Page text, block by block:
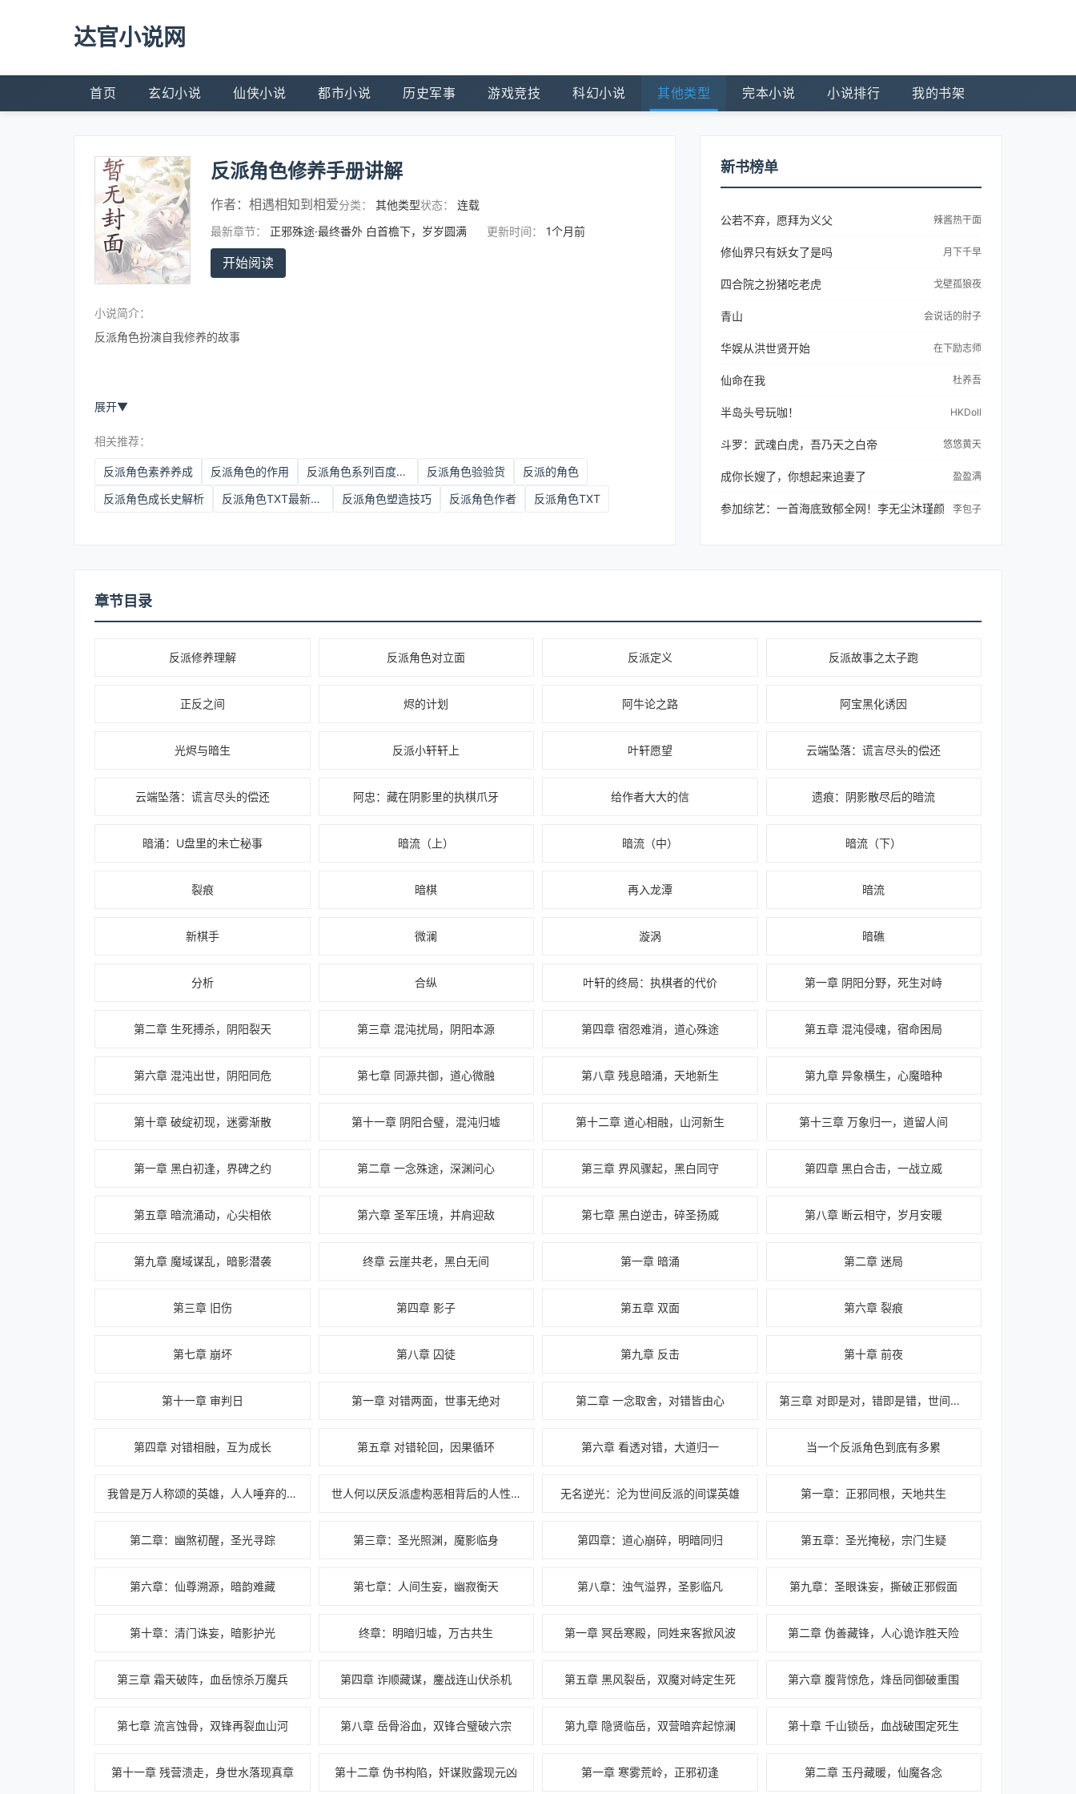
达官小说网
首页 玄幻小说 仙侠小说 都市小说 历史军事 游戏竞技 科幻小说 其他类型 完本小说 小说排行 我的书架
反派角色修养手册讲解
作者： 相遇相知到相爱分类： 其他类型状态：
连载
最新章节：
正邪殊途·最终番外 白首檐下，岁岁圆满 更新时间： 1个月前
开始阅读
小说简介：
反派角色扮演自我修养的故事
展开▼
相关推荐：
反派角色素养养成 反派角色的作用 反派角色系列百度百科 反派角色验验货
反派的角色
反派角色成长史解析
反派角色TXT最新章节更新免费阅读 反派角色塑造技巧 反派角色作者 反派角色TXT
新书榜单
公若不弃，愿拜为义父 辣酱热干面
修仙界只有妖女了是吗 月下千早
四合院之扮猪吃老虎 戈壁孤狼夜
青山 会说话的肘子
华娱从洪世贤开始 在下励志师
仙命在我 杜养吾
半岛头号玩咖！ HKDoll
斗罗：武魂白虎，吾乃天之白帝 悠悠黄天
成你长嫂了，你想起来追妻了 盈盈满
参加综艺：一首海底致郁全网！李无尘沐瑾颜 李包子
章节目录
反派修养理解 反派角色对立面 反派定义 反派故事之太子跑
正反之间 烬的计划 阿牛论之路 阿宝黑化诱因
光烬与暗生 反派小轩轩上 叶轩愿望 云端坠落：谎言尽头的偿还
云端坠落：谎言尽头的偿还 阿忠：藏在阴影里的执棋爪牙 给作者大大的信 遗痕：阴影散尽后的暗流
暗涌：U盘里的未亡秘事 暗流（上） 暗流（中） 暗流（下）
裂痕 暗棋 再入龙潭 暗流
新棋手 微澜 漩涡 暗礁
分析 合纵 叶轩的终局：执棋者的代价 第一章 阴阳分野，死生对峙
第二章 生死搏杀，阴阳裂天 第三章 混沌扰局，阴阳本源 第四章 宿怨难消，道心殊途 第五章 混沌侵魂，宿命困局
第六章 混沌出世，阴阳同危 第七章 同源共御，道心微融 第八章 残息暗涌，天地新生 第九章 异象横生，心魔暗种
第十章 破绽初现，迷雾渐散 第十一章 阴阳合璧，混沌归墟 第十二章 道心相融，山河新生 第十三章 万象归一，道留人间
第一章 黑白初逢，界碑之约 第二章 一念殊途，深渊问心 第三章 界风骤起，黑白同守 第四章 黑白合击，一战立威
第五章 暗流涌动，心尖相依 第六章 圣军压境，并肩迎敌 第七章 黑白逆击，碎圣扬威 第八章 断云相守，岁月安暖
第九章 魔域谋乱，暗影潜袭 终章 云崖共老，黑白无间 第一章 暗涌 第二章 迷局
第三章 旧伤 第四章 影子 第五章 双面 第六章 裂痕
第七章 崩坏 第八章 囚徒 第九章 反击 第十章 前夜
第十一章 审判日 第一章 对错两面，世事无绝对 第二章 一念取舍，对错皆由心 第三章 对即是对，错即是错，世间自有定规
第四章 对错相融，互为成长 第五章 对错轮回，因果循环 第六章 看透对错，大道归一 当一个反派角色到底有多累
我曾是万人称颂的英雄，人人唾弃的反派 世人何以厌反派虚构恶相背后的人性心理 无名逆光：沦为世间反派的间谍英雄 第一章：正邪同根，天地共生
第二章：幽煞初醒，圣光寻踪 第三章：圣光照渊，魔影临身 第四章：道心崩碎，明暗同归 第五章：圣光掩秘，宗门生疑
第六章：仙尊溯源，暗韵难藏 第七章：人间生妄，幽寂衡天 第八章：浊气溢界，圣影临凡 第九章：圣眼诛妄，撕破正邪假面
第十章：清门诛妄，暗影护光 终章：明暗归墟，万古共生 第一章 冥岳寒殿，同姓来客掀风波 第二章 伪善藏锋，人心诡诈胜天险
第三章 霜天破阵，血岳惊杀万魔兵 第四章 诈顺藏谋，鏖战连山伏杀机 第五章 黑风裂岳，双魔对峙定生死 第六章 腹背惊危，烽岳同御破重围
第七章 流言蚀骨，双锋再裂血山河 第八章 岳骨浴血，双锋合璧破六宗 第九章 隐贤临岳，双营暗弈起惊澜 第十章 千山锁岳，血战破围定死生
第十一章 残营溃走，身世水落现真章 第十二章 伪书构陷，奸谋败露现元凶 第一章 寒雾荒岭，正邪初逢 第二章 玉丹藏暖，仙魔各念